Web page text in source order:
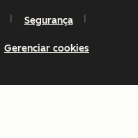
Segurança
Gerenciar cookies